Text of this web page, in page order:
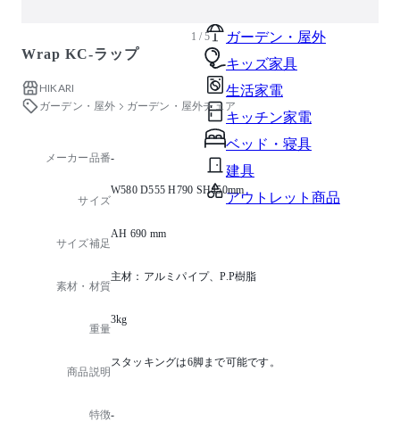
ガーデン・屋外
キッズ家具
生活家電
キッチン家電
ベッド・寝具
建具
アウトレット商品
1 / 5
Wrap KC-ラップ
HIKARI
ガーデン・屋外
ガーデン・屋外チェア
メーカー品番-
サイズ
W580 D555 H790 SH450mm
サイズ補足
AH 690 mm
素材・材質
主材：アルミパイプ、P.P樹脂
重量
3kg
商品説明
スタッキングは6脚まで可能です。
特徴-